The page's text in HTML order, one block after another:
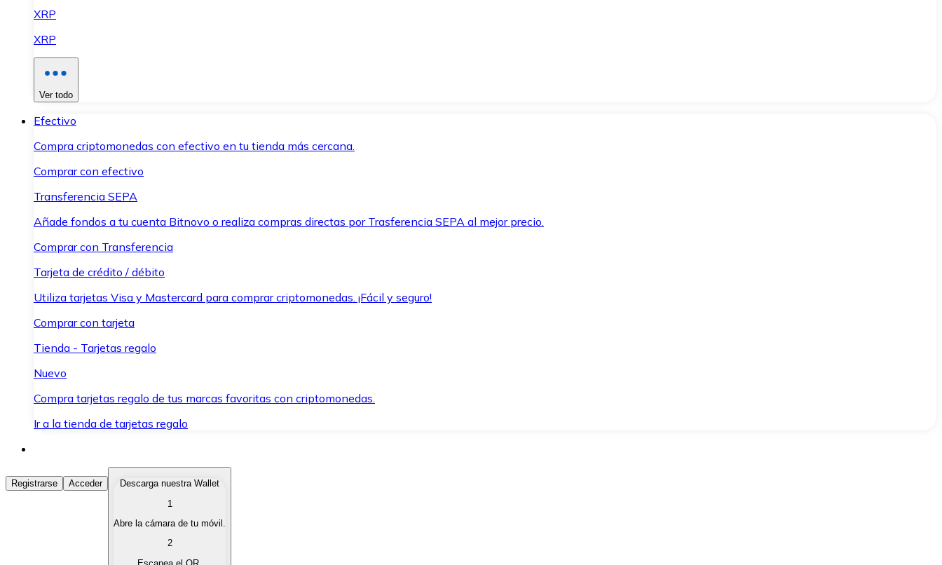
XRP
XRP
Ver todo
Efectivo
Compra criptomonedas con efectivo en tu tienda más cercana.
Comprar con efectivo
Transferencia SEPA
Añade fondos a tu cuenta Bitnovo o realiza compras directas por Trasferencia SEPA al mejor precio.
Comprar con Transferencia
Tarjeta de crédito / débito
Utiliza tarjetas Visa y Mastercard para comprar criptomonedas. ¡Fácil y seguro!
Comprar con tarjeta
Tienda - Tarjetas regalo
Nuevo
Compra tarjetas regalo de tus marcas favoritas con criptomonedas.
Ir a la tienda de tarjetas regalo
Comprar Criptomonedas
Compra criptomonedas con diferentes métodos de pago.
Vende tus criptomonedas de forma rápida y segura.
Registrarse Acceder
Descarga nuestra Wallet
1
Abre la cámara de tu móvil.
2